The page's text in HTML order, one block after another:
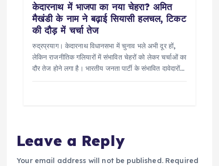
केदारनाथ में भाजपा का नया चेहरा? अमित
मैखंडी के नाम ने बढ़ाई सियासी हलचल, टिकट
की दौड़ में चर्चा तेज
रुद्रप्रयाग। केदारनाथ विधानसभा में चुनाव भले अभी दूर हों,
लेकिन राजनीतिक गलियारों में संभावित चेहरों को लेकर चर्चाओं का
दौर तेज होने लगा है। भारतीय जनता पार्टी के संभावित दावेदारों…
Leave a Reply
Your email address will not be published. Required